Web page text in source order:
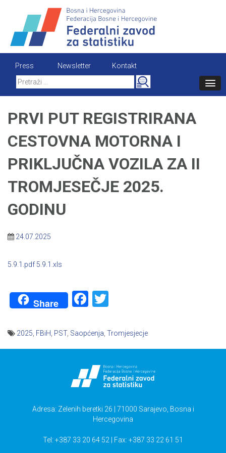
content
Press Newsletter
Kontakt
Search
for:
PRVI PUT REGISTRIRANA
CESTOVNA MOTORNA I
PRIKLJUČNA VOZILA ZA II
TROMJESEČJE 2025.
GODINU
24.07.2025
5.9.1.pdf 5.9.1.xls
Share Facebook
2025 FBiH PST, Saopćenja Tromjesjecje
Adresa: Zelenih beretki 26 | 71000 Sarajevo, Bosna i
Hercegovina
Tel: +387 33 20 64 52 | Fax: +387 33 22 61 51